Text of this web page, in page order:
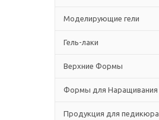
Моделирующие гели
Гель-лаки
Верхние Формы
Формы для Наращивания
Продукция для педикюра